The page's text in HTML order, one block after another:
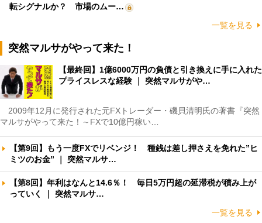
転シグナルか？ 市場のムー…
一覧を見る
突然マルサがやって来た！
【最終回】1億6000万円の負債と引き換えに手に入れた
プライスレスな経験 ｜ 突然マルサがや…
2009年12月に発行された元FXトレーダー・磯貝清明氏の著書『突然
マルサがやって来た！～FXで10億円稼い…
【第9回】もう一度FXでリベンジ！ 種銭は差し押さえを免れた”ヒ
ミツのお金” ｜ 突然マルサ…
【第8回】年利はなんと14.6％！ 毎日5万円超の延滞税が積み上が
っていく ｜ 突然マルサ…
一覧を見る